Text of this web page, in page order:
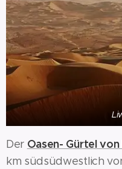
Der Oasen- Gürtel von
km südsüdwestlich